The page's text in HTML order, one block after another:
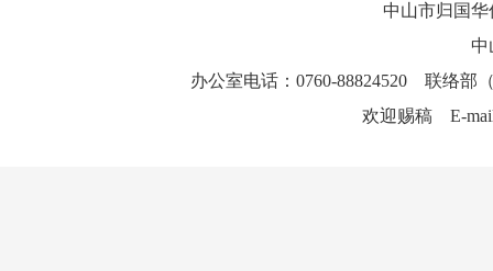
中山市归国
中
办公室电话：0760-88824520 联络部
欢迎赐稿 E-